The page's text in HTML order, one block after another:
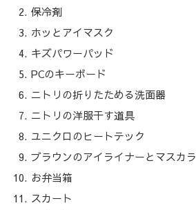
保冷剤
ホッとアイマスク
キズパワーパッド
PCのキーボード
ニトリの折りたためる洗面器
ニトリの洋服干す道具
ユニクロのヒートテック
ブラウンのアイライナーとマスカラ
お弁当箱
スカート